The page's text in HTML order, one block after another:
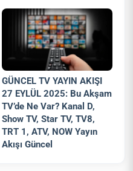
GÜNCEL TV YAYIN AKIŞI
27 EYLÜL 2025: Bu Akşam
TV’de Ne Var? Kanal D,
Show TV, Star TV, TV8,
TRT 1, ATV, NOW Yayın
Akışı Güncel